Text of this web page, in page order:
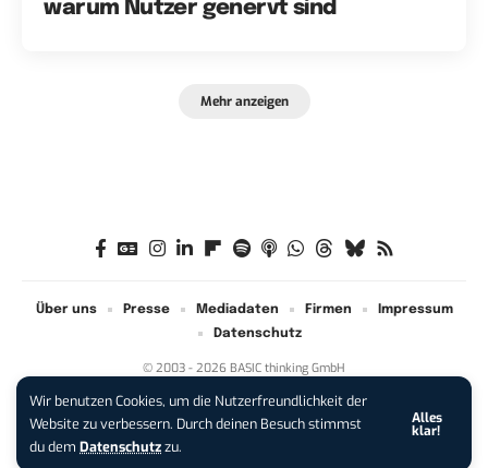
Wir benutzen Cookies, um die Nutzerfreundlichkeit der
Website zu verbessern. Durch deinen Besuch stimmst
du dem Datenschutzzu.
Alles
klar!
warum Nutzer genervt sind
Mehr anzeigen
© 2003 - 2026 BASIC thinking GmbH
Über uns Presse Mediadaten Firmen
Impressum
Datenschutz
iPhone 17 Pro sichern:Für 1 € +
200 € Hardware-Bonus!